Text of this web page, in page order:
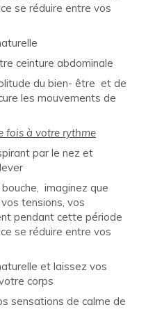
se réduire entre vos
ceinture abdominale
du bien- être et de
les mouvements de
fois à votre rythme
par le nez et
imaginez que
tensions, vos
pendant cette période
se réduire entre vos
et laissez vos
corps
sensations de calme de